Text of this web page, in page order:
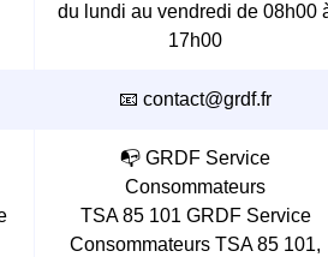
du lundi au vendredi de 08h00
17h00
📧 contact@grdf.fr
📭 GRDF Service
Consommateurs
TSA 85 101 GRDF Service
Consommateurs TSA 85 101,